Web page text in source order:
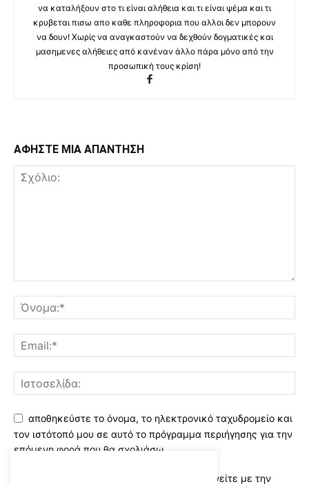
να καταλήξουν στο τι είναι αλήθεια και τι είναι ψέμα και τι
κρυβεται πισω απο καθε πληροφορια που αλλοι δεν μπορουν
να δουν! Χωρίς να αναγκαστούν να δεχθούν δογματικές και
μασημενες αλήθειες από κανέναν άλλο πάρα μόνο από την
προσωπική τους κρίση!
ΑΦΗΣΤΕ ΜΙΑ ΑΠΑΝΤΗΣΗ
αποθηκεύστε το όνομα, το ηλεκτρονικό ταχυδρομείο και
τον ιστότοπό μου σε αυτό το πρόγραμμα περιήγησης για την
επόμενη φορά που θα σχολιάσω.
Χρησιμοποιώντας αυτό το έντυπο συμφωνείτε με την